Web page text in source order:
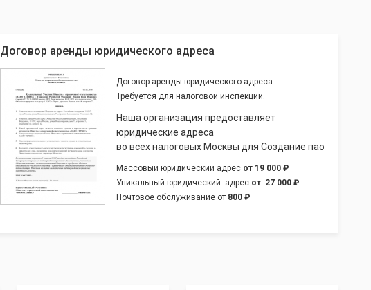
Договор аренды юридического адреса
Договор аренды юридического адреса.
Требуется для налоговой инспекции.
Наша организация предоставляет
юридические адреса
во всех налоговых Москвы для Создание пао
Массовый юридический адрес от 19 000 ₽
Уникальный юридический адрес от 27 000 ₽
Почтовое обслуживание от 800 ₽